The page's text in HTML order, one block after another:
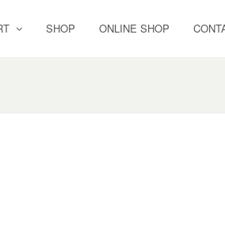
SHOP ONLINE SHOP